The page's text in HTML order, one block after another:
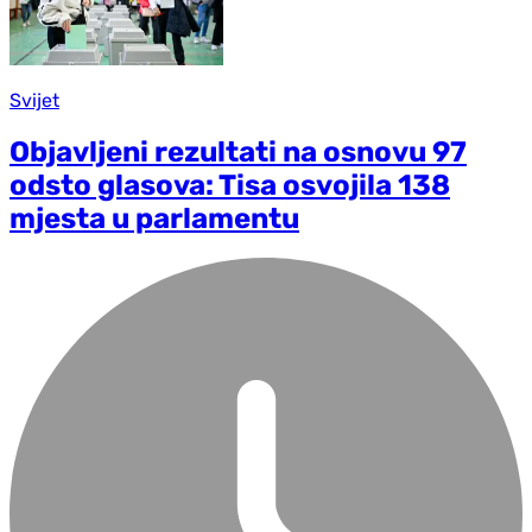
Svijet
Objavljeni rezultati na osnovu 97
odsto glasova: Tisa osvojila 138
mjesta u parlamentu